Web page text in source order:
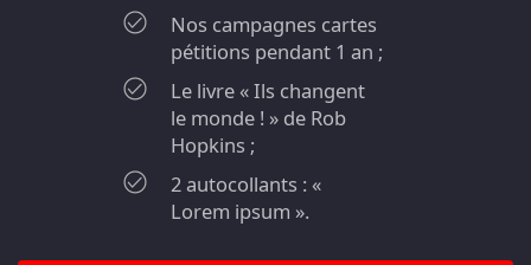
Nos campagnes cartes
pétitions pendant 1 an ;
Le livre « Ils changent
le monde ! » de Rob
Hopkins ;
2 autocollants : «
Lorem ipsum ».